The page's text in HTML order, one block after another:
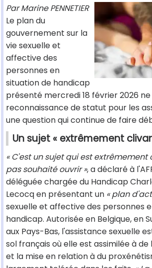
Par Marine PENNETIER
Le plan du
gouvernement sur la
vie sexuelle et
affective des
personnes en
situation de handicap
présenté mercredi 18 février 2026
reconnaissance de statut pour les
une question qui continue de faire
Un sujet « extrêmement
« C'est un sujet qui est
pas souhaité ouvrir », a déclaré à
déléguée chargée du Handicap
Lecocq en présentant un « plan
sexuelle et affective des personnes
handicap. Autorisée en Belgique, en
aux Pays-Bas, l'assistance sexuelle
sol français où elle est assimilée à
et la mise en relation à du